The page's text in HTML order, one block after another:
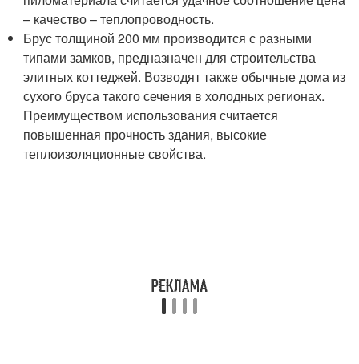
– качество – теплопроводность.
Брус толщиной 200 мм производится с разными
типами замков, предназначен для строительства
элитных коттеджей. Возводят также обычные дома из
сухого бруса такого сечения в холодных регионах.
Преимуществом использования считается
повышенная прочность здания, высокие
теплоизоляционные свойства.